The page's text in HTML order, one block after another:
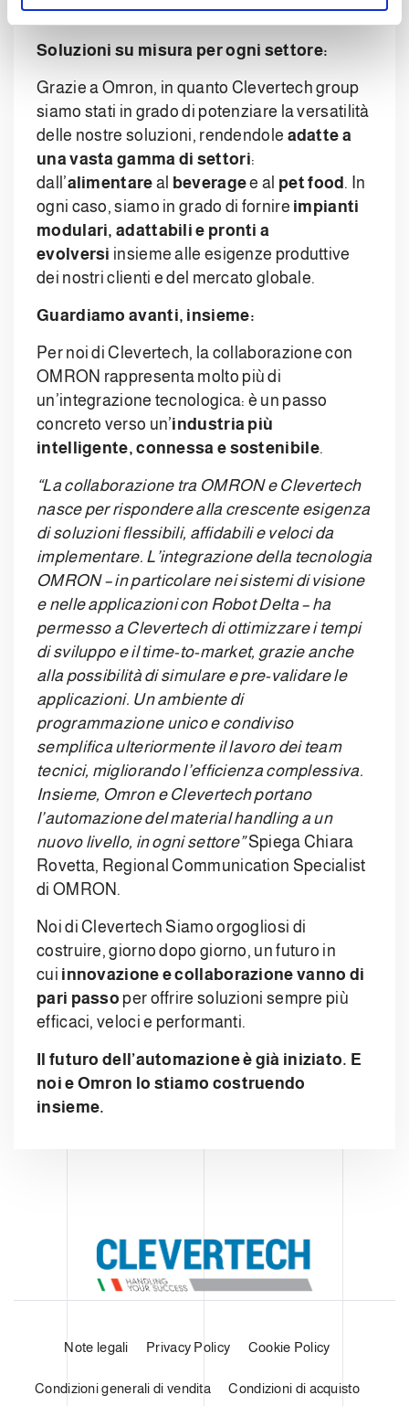
o
contesti più complessi.
Soluzioni su misura per ogni settore:
Grazie a Omron, in quanto Clevertech group
siamo stati in grado di potenziare la versatilità
delle nostre soluzioni, rendendole adatte a
una vasta gamma di settori:
dall’alimentare al beveragee al pet food . In
ogni caso, siamo in grado di fornire impianti
modulari, adattabili e pronti a
evolversi insieme alle esigenze produttive
dei nostri clienti e del mercato globale.
Guardiamo avanti, insieme:
Per noi di Clevertech, la collaborazione con
OMRON rappresenta molto più di
un’integrazione tecnologica: è un passo
concreto verso un’industria più
intelligente, connessa e sostenibile.
“La collaborazione tra OMRON e Clevertech
nasce per rispondere alla crescente esigenza
di soluzioni flessibili, affidabili e veloci da
implementare. L’integrazione della tecnologia
OMRON – in particolare nei sistemi di visione
e nelle applicazioni con Robot Delta – ha
permesso a Clevertech di ottimizzare i tempi
di sviluppo e il time-to-market, grazie anche
alla possibilità di simulare e pre-validare le
applicazioni. Un ambiente di
programmazione unico e condiviso
semplifica ulteriormente il lavoro dei team
tecnici, migliorando l’efficienza complessiva.
Insieme, Omron e Clevertech portano
l’automazione del material handling a un
nuovo livello, in ogni settore”Spiega Chiara
Rovetta, Regional Communication Specialist
di OMRON.
Noi di Clevertech Siamo orgogliosi di
costruire, giorno dopo giorno, un futuro in
cui innovazione e collaborazione vanno di
pari passo per offrire soluzioni sempre più
efficaci, veloci e performanti.
Il futuro dell’automazione è già iniziato. E
noi e Omron lo stiamo costruendo
insieme.
Note legali Privacy Policy Cookie Policy
Condizioni generali di vendita Condizioni di acquisto